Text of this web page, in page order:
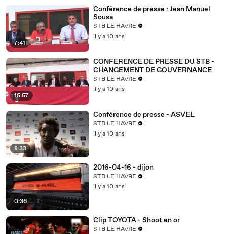
7:41
Conférence de presse : Jean Manuel
Sousa
STB LE HAVRE
il y a 10 ans
15:57
CONFERENCE DE PRESSE DU STB -
CHANGEMENT DE GOUVERNANCE
STB LE HAVRE
il y a 10 ans
8:33
Conférence de presse - ASVEL
STB LE HAVRE
il y a 10 ans
0:36
2016-04-16 - dijon
STB LE HAVRE
il y a 10 ans
Clip TOYOTA - Shoot en or
STB LE HAVRE